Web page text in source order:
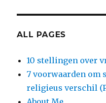
ALL PAGES
10 stellingen over
7 voorwaarden om
religieus verschil